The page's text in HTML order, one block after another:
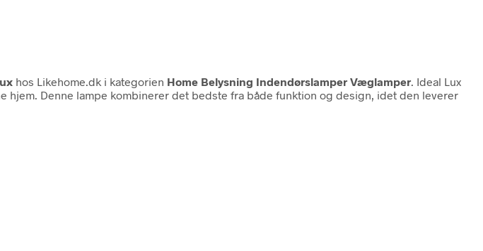
hos Likehome.dk i kategorien Home Belysning Indendørslamper Væglamper . Ideal Lux
Denne lampe kombinerer det bedste fra både funktion og design, idet den leverer